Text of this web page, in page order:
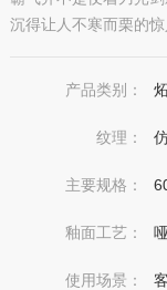
沉得让人不寒而栗的
产品类别：
纹理：
主要规格：
釉面工艺：
使用场景：